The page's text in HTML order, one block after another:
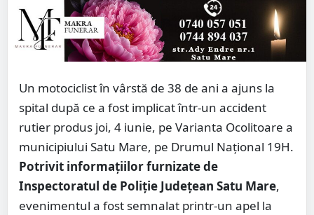
Un motociclist în vârstă de 38 de ani a ajuns la
spital după ce a fost implicat într-un accident
rutier produs joi, 4 iunie, pe Varianta Ocolitoare a
municipiului Satu Mare, pe Drumul Național 19H.
Potrivit informațiilor furnizate de
Inspectoratul de Poliție Județean Satu Mare,
evenimentul a fost semnalat printr-un apel la